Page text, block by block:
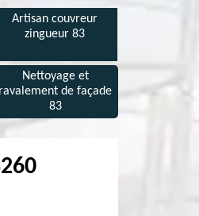
Artisan couvreur
zingueur 83
Nettoyage et
ravalement de façade
83